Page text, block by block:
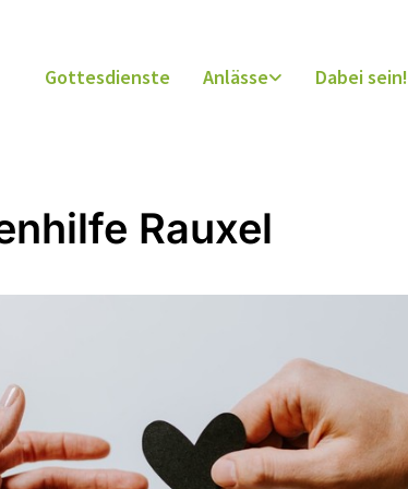
Gottesdienste Anlässe Dabei sein!
Rauxel